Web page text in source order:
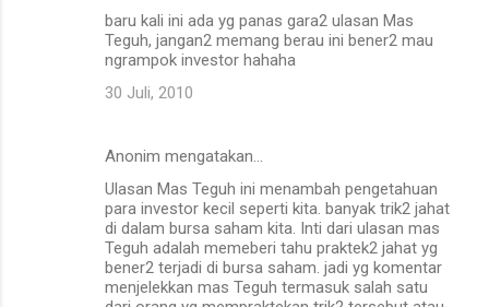
baru kali ini ada yg panas gara2 ulasan Mas
Teguh, jangan2 memang berau ini bener2 mau
ngrampok investor hahaha
30 Juli, 2010
Anonim mengatakan…
Ulasan Mas Teguh ini menambah pengetahuan
para investor kecil seperti kita. banyak trik2 jahat
di dalam bursa saham kita. Inti dari ulasan mas
Teguh adalah memeberi tahu praktek2 jahat yg
bener2 terjadi di bursa saham. jadi yg komentar
menjelekkan mas Teguh termasuk salah satu